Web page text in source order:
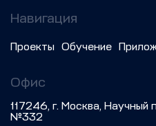
Навигация
Проекты Обучение
Офис
117246, г. Москва, Научный
№332